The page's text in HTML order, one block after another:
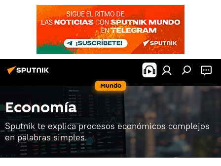
Mundo
Economía
Sputnik te explica procesos económicos complejos
en palabras simples.